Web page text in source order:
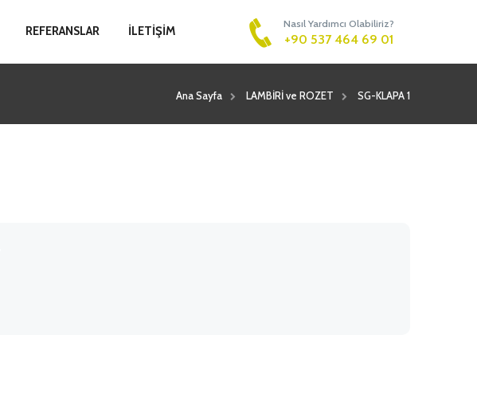
REFERANSLAR İLETİŞİM
Nasıl Yardımcı Olabiliriz?
+90 537 464 69 01
Ana Sayfa LAMBİRİ ve ROZET SG-KLAPA 1